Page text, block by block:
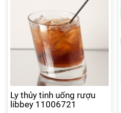
Ly thủy tinh uống rượu
libbey 11006721